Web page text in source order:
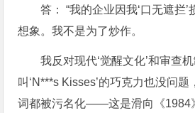
答： “我的企业因我‘口无遮拦
想象。我不是为了炒作。
我反对现代‘觉醒文化’和审查
叫‘N***s Kisses’的巧克力也没问题
词都被污名化——这是滑向《1984